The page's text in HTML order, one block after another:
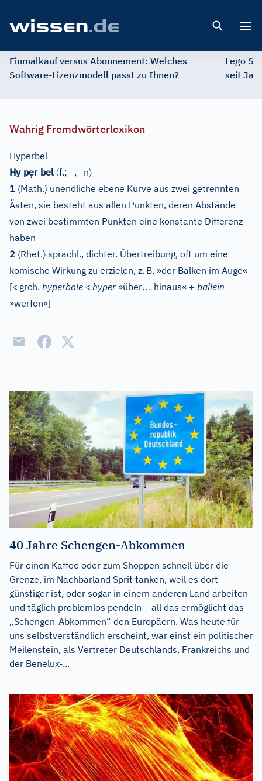
Einmalkauf versus Abonnement: Welches
Software-Lizenzmodell passt zu Ihnen?
Lego
seit
Wahrig Fremdwörterlexikon
Hyperbel
Hy|pẹr|bel 〈f.;–,–n〉
1 〈Math.〉 unendliche ebene Kurve aus zwei getrennten
Ästen, sie besteht aus allen Punkten, deren Abstände
von zwei bestimmten Punkten eine konstante Differenz
haben
2 〈Rhet.〉 sprachl., dichter. Übertreibung, oft um eine
komische Wirkung zu erzielen, z. B. »der Balken im Auge«
[< grch. hyperbole <hyper »über… hinaus« + ballein
»werfen«]
40 Jahre Schengen-Abkommen
Für einen Kaffee oder zum Shoppen schnell über die
Grenze, im Nachbarland Sprit tanken, weil es dort
günstiger ist, oder sogar in einem anderen Land arbeiten
und täglich problemlos pendeln – all das ermöglicht das
„Schengen-Abkommen“ den Europäern. Was heute für
uns selbstverständlich erscheint, war einst ein politischer
Meilenstein, als Vertreter Deutschlands, Frankreichs und
der Benelux-...